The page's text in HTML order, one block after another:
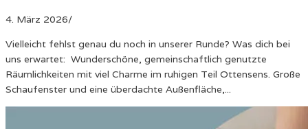
4. März 2026/
Vielleicht fehlst genau du noch in unserer Runde? Was dich bei
uns erwartet: Wunderschöne, gemeinschaftlich genutzte
Räumlichkeiten mit viel Charme im ruhigen Teil Ottensens. Große
Schaufenster und eine überdachte Außenfläche,...